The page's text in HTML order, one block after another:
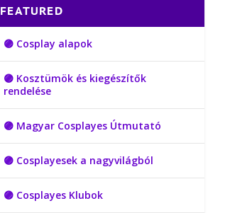
FEATURED
🟣 Cosplay alapok
🟣 Kosztümök és kiegészítők
rendelése
🟣 Magyar Cosplayes Útmutató
🟣 Cosplayesek a nagyvilágból
🟣 Cosplayes Klubok